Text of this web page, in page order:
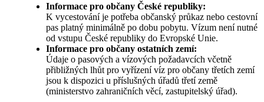
Informace pro občany České republiky:
K vycestování je potřeba občanský průkaz nebo cestovní
pas platný minimálně po dobu pobytu. Vízum není nutné
od vstupu České republiky do Evropské Unie.
Informace pro občany ostatních zemí:
Údaje o pasových a vízových požadavcích včetně
přibližných lhůt pro vyřízení víz pro občany třetích zemí
jsou k dispozici u příslušných úřadů třetí země
(ministerstvo zahraničních věcí, zastupitelský úřad).